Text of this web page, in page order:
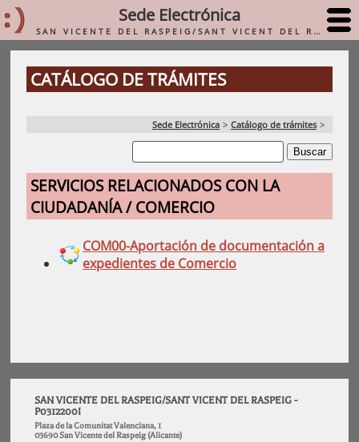
Sede Electrónica
SAN VICENTE DEL RASPEIG/SANT VICENT DEL RASPEIG
CATÁLOGO DE TRÁMITES
Sede Electrónica > Catálogo de trámites >
SERVICIOS RELACIONADOS CON LA
CIUDADANÍA / COMERCIO
COM00-Aportación de documentación a
expedientes de Comercio
SAN VICENTE DEL RASPEIG/SANT VICENT DEL RASPEIG -
P0312200I
Plaza de la Comunitat Valenciana, 1
03690 San Vicente del Raspeig (Alicante)